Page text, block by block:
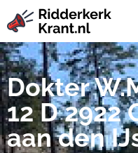
Dokter
12 D 2922
aan den